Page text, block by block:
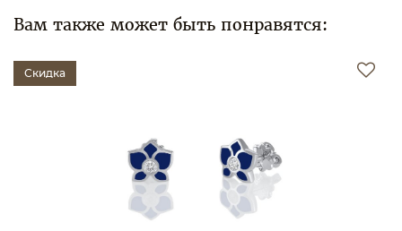
Вам также может быть понравятся:
Скидка